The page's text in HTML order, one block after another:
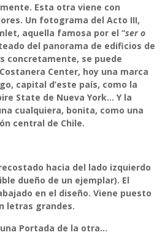
Esta otra viene con
Un fotograma del Acto III,
aquella famosa por el “ser o
del panorama de edificios de
concretamente, se puede
Center, hoy una marca
capital d’este país, como la
State de Nueva York… Y la
cualquiera, bonita, como una
central de Chile.
hacia del lado izquierdo
dueño de un ejemplar). El
en el diseño. Viene puesto
letras grandes.
Portada de la otra…